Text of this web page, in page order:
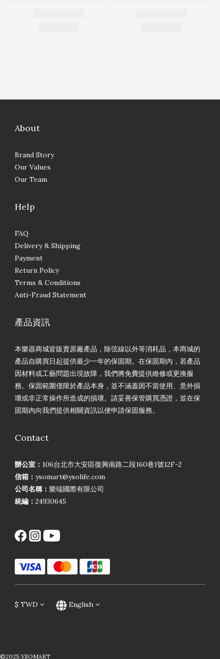
About
Brand Story
Our Values
Our Team
Help
FAQ
Delivery & Shipping
Payment
Return Policy
Terms & Conditions
Anti-Fraud Statement
產品資訊
本樂器商城皆販賣原廠產品，除弦線以外等消耗品，本商城的
產品自購買日起提供最少一年的保固期。在保固期內，若產品
因材料或工藝問題出現故障，我們將免費提供維修或更換服
務。保固範圍僅限於產品本身，並不涵蓋因不當使用、意外損
壞或非正常操作所造成的損壞。請妥善保管購買憑證，並在保
固期內向我們提供相關資訊以便申請保固服務。
Contact
辦公室： 106台北市大安區復興南路二段160巷1號12F-2
信箱： ysomart@ysolife.com
公司名稱： 樂端國際有限公司
統編： 24930645
$ TWD English
©2025.YSOMART